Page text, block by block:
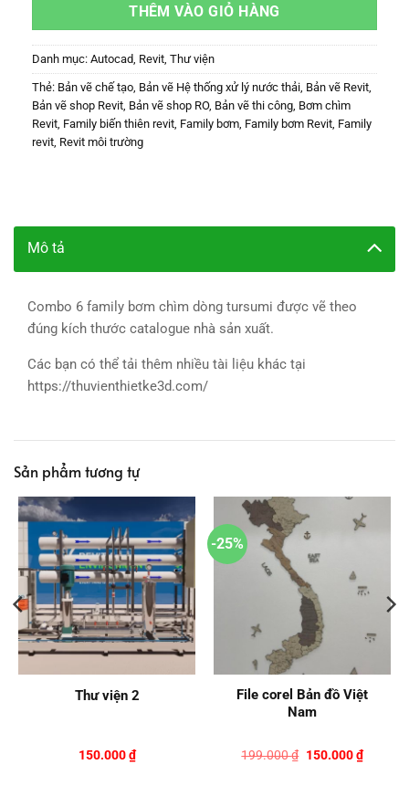
THÊM VÀO GIỎ HÀNG
Danh mục: Autocad Revit Thư viện
Thẻ: Bản vẽ chế tạo Bản vẽ Hệ thống xử lý nước thải Bản vẽ Revit
Bản vẽ shop Revit Bản vẽ shop RO, Bản vẽ thi công Bơm chìm
Revit Family biến thiên revit Family bơm Family bơm Revit Family
revit Revit môi trường
Mô tả
Combo 6 family bơm chìm dòng tursumi được vẽ theo
đúng kích thước catalogue nhà sản xuất.
Các bạn có thể tải thêm nhiều tài liệu khác tại
https://thuvienthietke3d.com/
Sản phẩm tương tự
Thư viện 2
150.000₫
-25%
File corel Bản đồ Việt
Nam
199.000₫ Giá
150.000₫Giá
hiện